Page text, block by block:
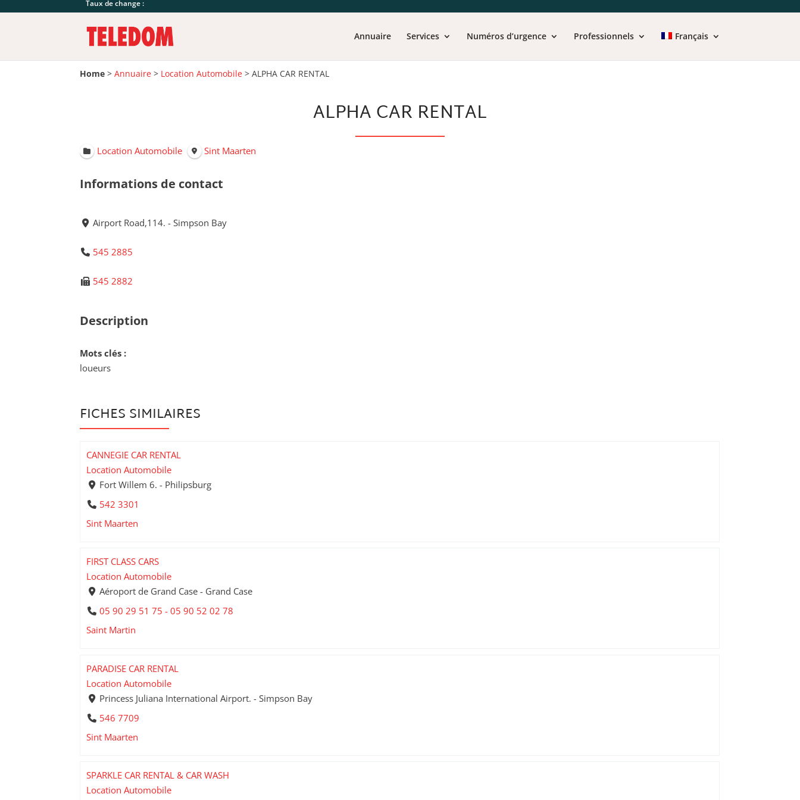
Taux de change :
Annuaire Services Numéros d’urgence Professionnels Français
Home >Annuaire > Location Automobile >ALPHA CAR RENTAL
ALPHA CAR RENTAL
Location Automobile Sint Maarten
Informations de contact
Airport Road,114. - Simpson Bay
545 2885
545 2882
Description
Mots clés :
loueurs
FICHES SIMILAIRES
CANNEGIE CAR RENTAL
Location Automobile
Fort Willem 6. - Philipsburg
542 3301
Sint Maarten
FIRST CLASS CARS
Location Automobile
Aéroport de Grand Case - Grand Case
05 90 29 51 75 - 05 90 52 02 78
Saint Martin
PARADISE CAR RENTAL
Location Automobile
Princess Juliana International Airport. - Simpson Bay
546 7709
Sint Maarten
SPARKLE CAR RENTAL & CAR WASH
Location Automobile